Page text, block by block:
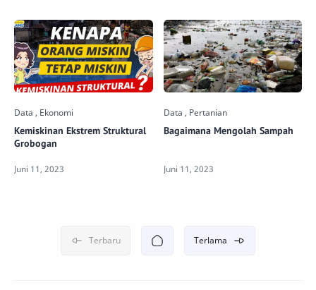
Kemiskinan Ekstrem Struktural
Grobogan
Bagaimana Mengolah Sampah